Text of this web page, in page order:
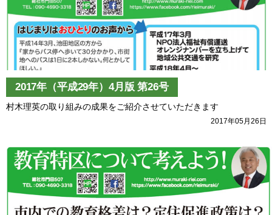
2017年（平成29年）4月版 第26号
村木理英の取り組みの成果をご紹介させていただきます
2017年05月26日